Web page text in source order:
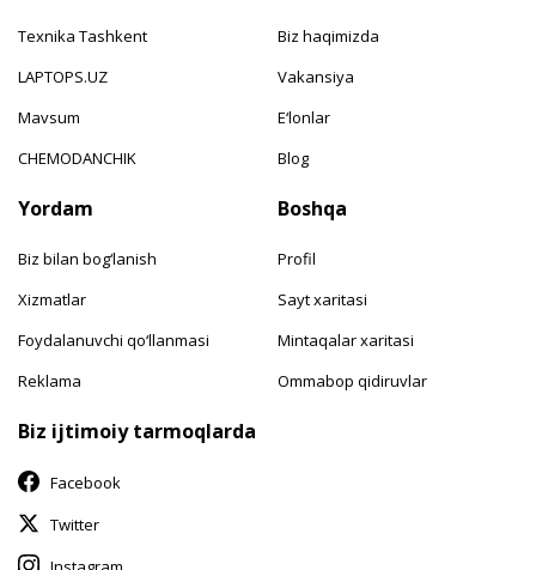
Texnika Tashkent
LAPTOPS.UZ
Mavsum
CHEMODANCHIK
Biz haqimizda
Vakansiya
E‘lonlar
Blog
Yordam
Biz bilan bog‘lanish
Xizmatlar
Foydalanuvchi qo‘llanmasi
Reklama
Boshqa
Profil
Sayt xaritasi
Mintaqalar xaritasi
Ommabop qidiruvlar
Biz ijtimoiy tarmoqlarda
Facebook
Twitter